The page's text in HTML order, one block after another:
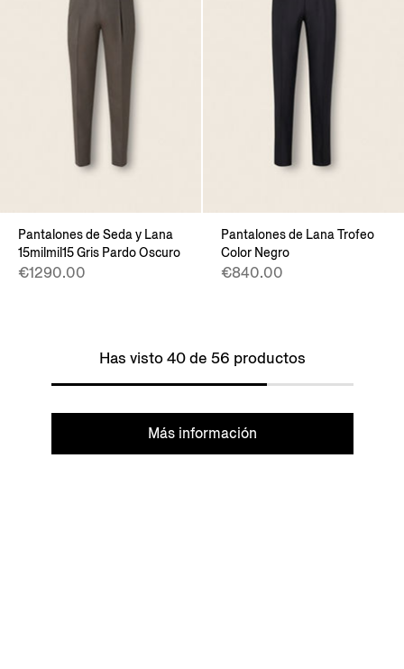
Pantalones de Seda y Lana
15milmil15 Gris Pardo Oscuro
€1290.00
Pantalones de Lana Trofeo
Color Negro
€840.00
Has visto 40 de 56 productos
Más información